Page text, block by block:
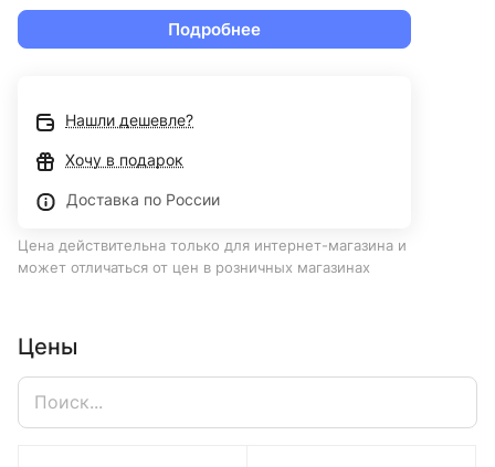
Подробнее
Нашли дешевле?
Хочу в подарок
Доставка по России
Цена действительна только для интернет-магазина и
может отличаться от цен в розничных магазинах
Цены